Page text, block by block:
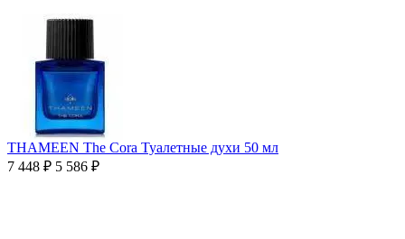
THAMEEN The Cora Туалетные духи 50 мл
7 448 ₽ 5 586 ₽